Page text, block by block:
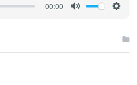
00:00